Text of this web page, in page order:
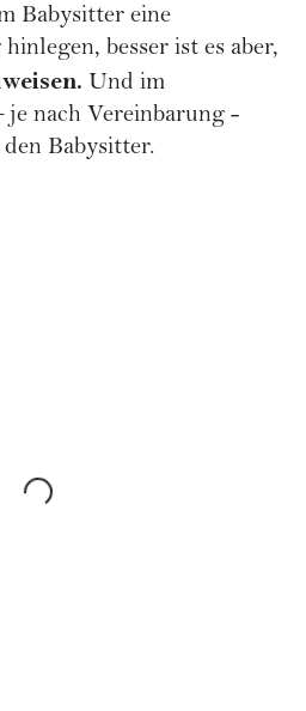
Babysitter eine
besser ist es aber,
Und im
nach Vereinbarung -
Babysitter.